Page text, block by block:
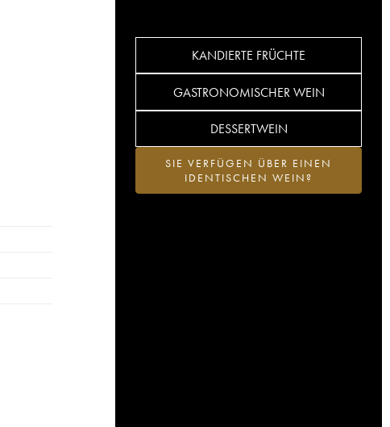
KANDIERTE FRÜCHTE
GASTRONOMISCHER WEIN
DESSERTWEIN
SIE VERFÜGEN ÜBER EINEN
IDENTISCHEN WEIN?